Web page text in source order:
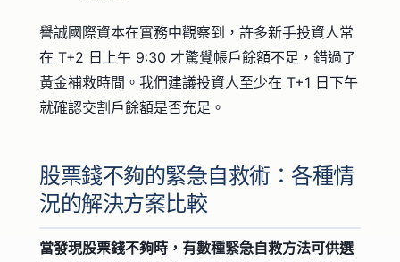
譽誠國際資本在實務中觀察到，許多新手投資人常
在 T+2 日上午 9:30 才驚覺帳戶餘額不足，錯過了
黃金補救時間。我們建議投資人至少在 T+1 日下午
就確認交割戶餘額是否充足。
股票錢不夠的緊急自救術：各種情
況的解決方案比較
當發現股票錢不夠時，有數種緊急自救方法可供選